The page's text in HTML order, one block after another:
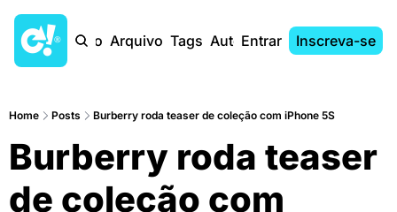
Início Arquivo Tags AutoresEntrar Inscreva-se
Home Posts Burberry roda teaser de coleção com iPhone 5S
Burberry roda teaser
de coleção com